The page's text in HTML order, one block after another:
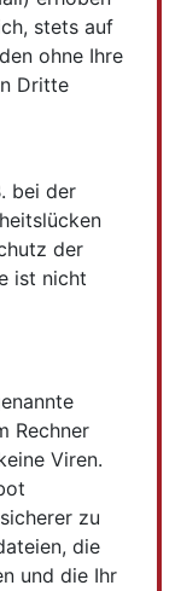
stets auf
ohne Ihre
Dritte
bei der
der
ist nicht
Rechner
Viren.
zu
die
und die Ihr